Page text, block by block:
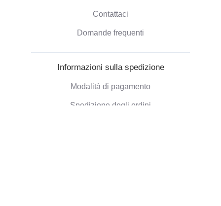
Contattaci
Domande frequenti
Informazioni sulla spedizione
Modalità di pagamento
Spedizione degli ordini